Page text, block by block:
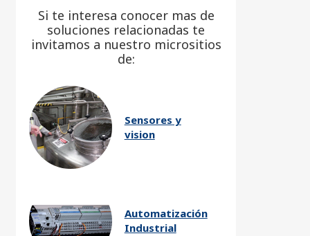
Si te interesa conocer mas de
soluciones relacionadas te
invitamos a nuestro micrositios
de:
Sensores y
vision
Automatización
Industrial